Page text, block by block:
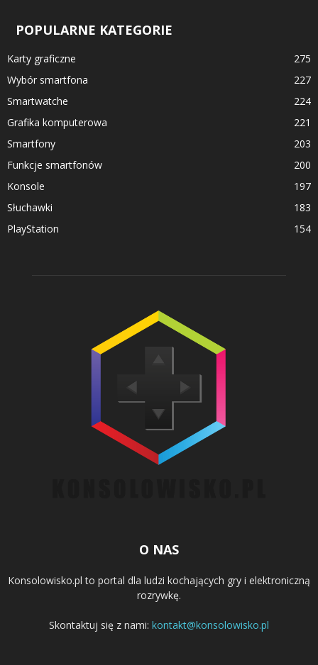
POPULARNE KATEGORIE
Karty graficzne
275
Wybór smartfona
227
Smartwatche
224
Grafika komputerowa
221
Smartfony
203
Funkcje smartfonów
200
Konsole
197
Słuchawki
183
PlayStation
154
O NAS
Konsolowisko.pl to portal dla ludzi kochających gry i elektroniczną
rozrywkę.
Skontaktuj się z nami: kontakt@konsolowisko.pl